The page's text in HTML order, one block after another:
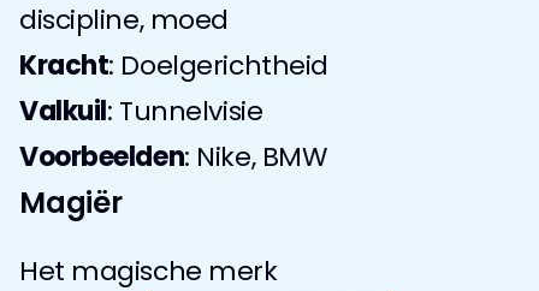
discipline, moed
Kracht: Doelgerichtheid
Valkuil: Tunnelvisie
Voorbeelden: Nike, BMW
Magiër
Het magische merk